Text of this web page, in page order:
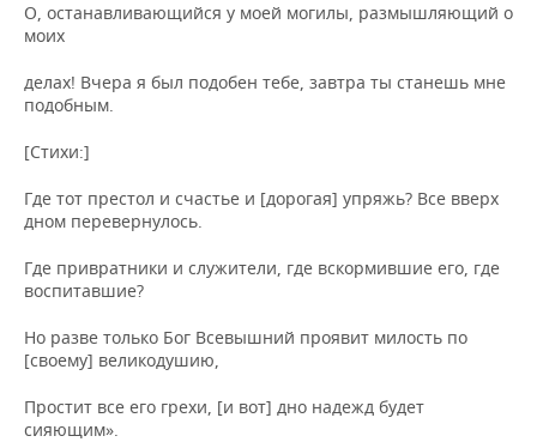
О, останавливающийся у моей могилы, размышляющий о
моих
делах! Вчера я был подобен тебе, завтра ты станешь мне
подобным.
[Стихи:]
Где тот престол и счастье и [дорогая] упряжь? Все вверх
дном перевернулось.
Где привратники и служители, где вскормившие его, где
воспитавшие?
Но разве только Бог Всевышний проявит милость по
[своему] великодушию,
Простит все его грехи, [и вот] дно надежд будет
сияющим».